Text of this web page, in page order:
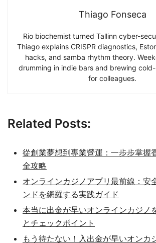
Thiago Fonseca
Rio biochemist turned Tallinn cyber-
Thiago explains CRISPR diagnostics,
hacks, and samba rhythm theory.
drumming in indie bars and brewing
for colleagues.
Related Posts:
從創業夢想到專業營運：一步步掌握
全攻略
オンラインカジノアプリ最前線：安
ンドを網羅する実践ガイド
本当に出金が早いオンラインカジノ
とチェックポイント
もう待たない！入出金が早いオンカ